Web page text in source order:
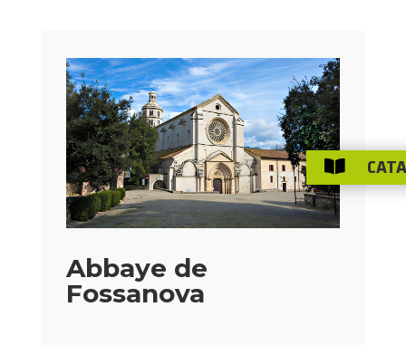
Abbaye de
Fossanova
